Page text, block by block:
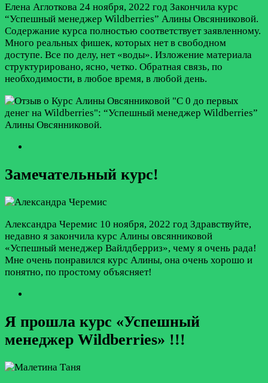
Елена Аглоткова 24 ноября, 2022 год Закончила курс
“Успешный менеджер Wildberries” Алины Овсянниковой.
Содержание курса полностью соответствует заявленному.
Много реальных фишек, которых нет в свободном
доступе. Все по делу, нет «воды». Изложение материала
структурировано, ясно, четко. Обратная связь, по
необходимости, в любое время, в любой день.
Замечательный курс!
Александра Черемис 10 ноября, 2022 год Здравствуйте,
недавно я закончила курс Алины овсянниковой
«Успешный менеджер Вайлдберриз», чему я очень рада!
Мне очень понравился курс Алины, она очень хорошо и
понятно, по простому объясняет!
Я прошла курс «Успешный
менеджер Wildberries» !!!